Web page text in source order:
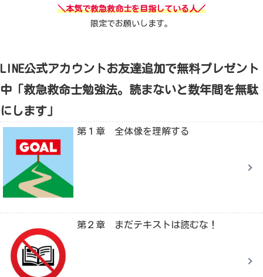
＼本気で救急救命士を目指している人／
限定でお願いします。
LINE公式アカウントお友達追加で無料プレゼント
中「救急救命士勉強法。読まないと数年間を無駄
にします」
第１章 全体像を理解する
第２章 まだテキストは読むな！